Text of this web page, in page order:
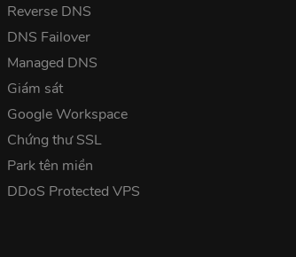
Reverse DNS
DNS Failover
Managed DNS
Giám sát
Google Workspace
Chứng thư SSL
Park tên miền
DDoS Protected VPS